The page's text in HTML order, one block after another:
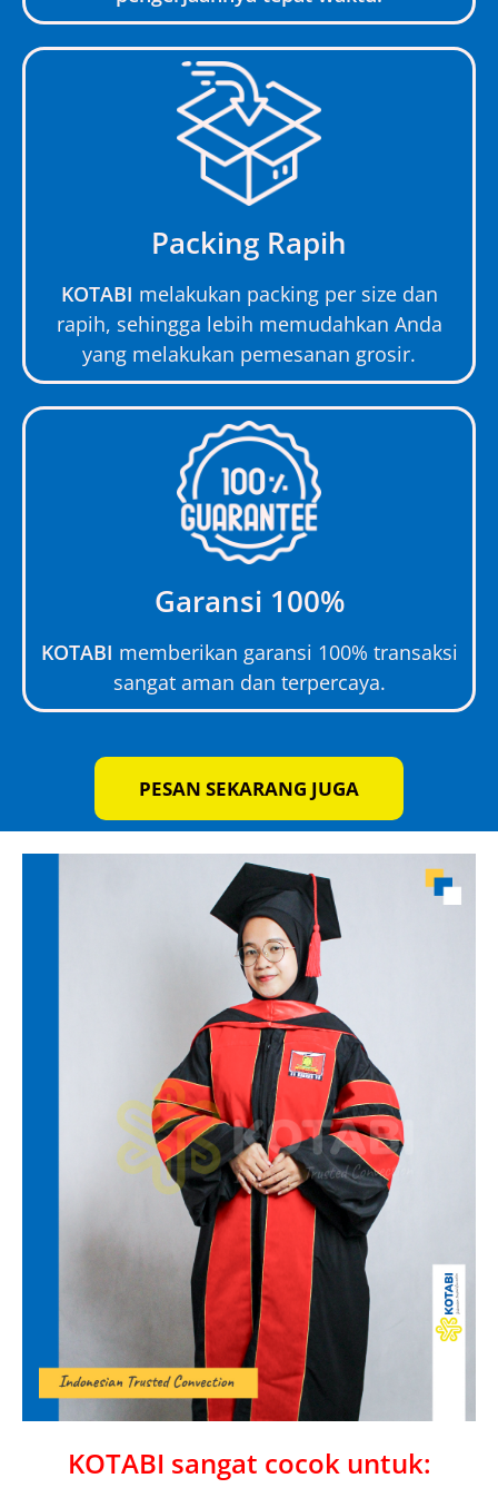
Packing Rapih
KOTABI melakukan packing per size dan
rapih, sehingga lebih memudahkan Anda
yang melakukan pemesanan grosir.
Garansi 100%
KOTABI memberikan garansi 100% transaksi
sangat aman dan terpercaya.
PESAN SEKARANG JUGA
KOTABI sangat cocok untuk: